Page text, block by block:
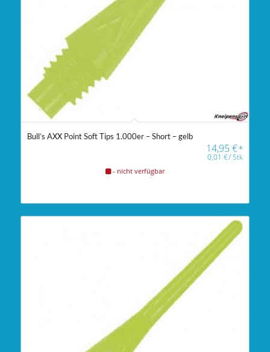
Bull’s AXX Point Soft Tips 1.000er – Short – gelb
14,95€*
0,01€/Stk
- nicht verfügbar